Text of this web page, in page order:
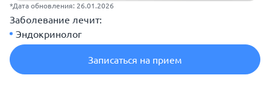
*Дата обновления: 26.01.2026
Заболевание лечит:
Эндокринолог
Записаться на прием